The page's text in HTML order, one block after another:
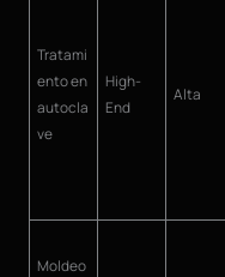
Tratami
ento en
autocla
ve
High-
End
Alta
Moldeo